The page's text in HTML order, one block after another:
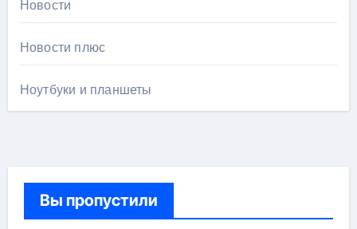
Новости
Новости плюс
Ноутбуки и планшеты
Вы пропустили